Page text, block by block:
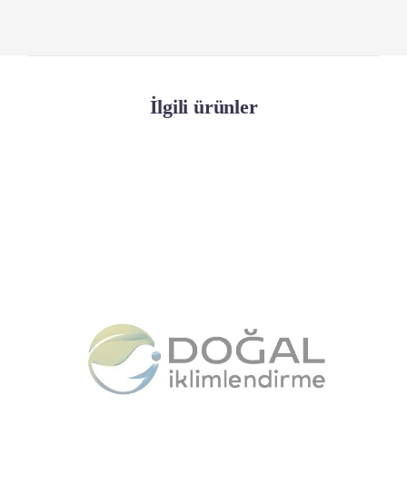
İlgili ürünler